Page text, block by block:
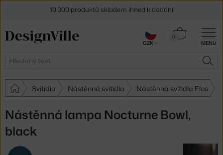
MENU
Hledat
0
Košík
Svítidla Nástěnná svítidla Nástěnná svítidla Flos
Nástěnná lampa Nocturne Bowl,
black
10.000 produktů skladem ihned k dodání
Sleva 5 % pro odběratele
CZK